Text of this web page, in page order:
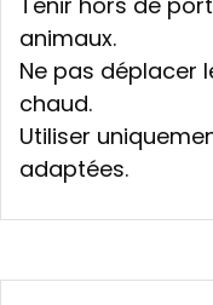
animaux.
Ne pas déplacer
chaud.
Utiliser
adaptées.